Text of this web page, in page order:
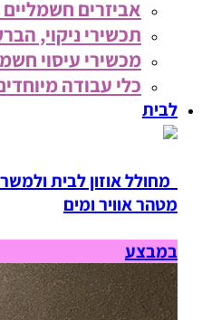
אביזרים
תכשירי ניקוי,
מכשירי עיסוי
כלי עבודה
לבית
מחולל אוזון לבית
מטהר אוויר ומים
במבצע